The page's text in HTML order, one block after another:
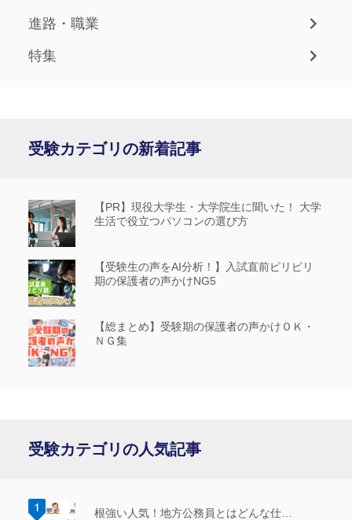
進路・職業
特集
受験カテゴリの新着記事
【PR】現役大学生・大学院生に聞いた！ 大学
生活で役立つパソコンの選び方
【受験生の声をAI分析！】入試直前ピリピリ
期の保護者の声かけNG5
【総まとめ】受験期の保護者の声かけＯＫ・
ＮＧ集
受験カテゴリの人気記事
根強い人気！地方公務員とはどんな仕…